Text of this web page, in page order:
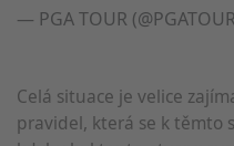
— PGA TOUR
Celá situace je velice
pravidel, která se k těmto